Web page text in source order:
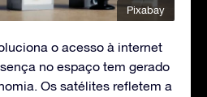
Pixabay
o acesso à internet
no espaço tem gerado
Os satélites refletem a